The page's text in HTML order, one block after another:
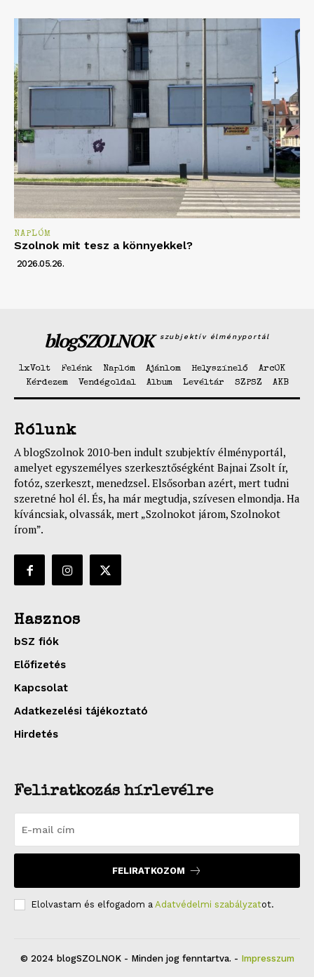
NAPLÓM
Szolnok mit tesz a könnyekkel?
2026.05.26.
blogSZOLNOK szubjektív élményportál
1xVolt Felénk Naplóm Ajánlom Helyszínelő
ArcOK
Kérdezem
Vendégoldal Album Levéltár SZPSZ AKB
Rólunk
A blogSzolnok 2010-ben indult szubjektív élményportál,
amelyet egyszemélyes szerkesztőségként Bajnai Zsolt ír,
fotóz, szerkeszt, menedzsel. Elsősorban azért, mert tudni
szeretné hol él. És, ha már megtudja, szívesen elmondja. Ha
kíváncsiak, olvassák, mert „Szolnokot járom, Szolnokot
írom”.
Hasznos
bSZ fiók
Előfizetés
Kapcsolat
Adatkezelési tájékoztató
Hirdetés
Feliratkozás hírlevélre
FELIRATKOZOM
Elolvastam és elfogadom a Adatvédelmi szabályzatot.
© 2024 blogSZOLNOK - Minden jog fenntartva. - Impresszum